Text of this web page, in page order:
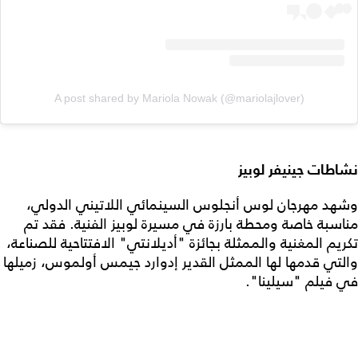
A post shared by Mariola Nowak (@mariolajlover)
نشاطات جينيفر لوبيز
وشهد مهرجان لوس أنجلوس السينمائي اللاتيني الدولي،
مناسبة خاصة ومحطة بارزة في مسيرة لوبيز الفنية. فقد تم
تكريم المغنية والممثلة بجائزة "أديلانتي" الافتتاحية للصناعة،
والتي قدمها لها الممثل القدير إدوارد جيمس أولموس، زميلها
في فيلم "سيلينا".